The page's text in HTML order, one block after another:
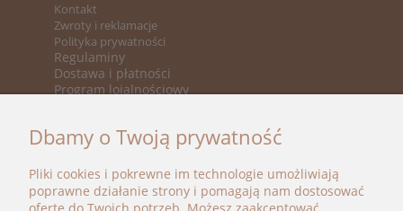
Kontakt
Zwroty i reklamacje
Polityka prywatności
Regulaminy
Dostawa i płatności
Program lojalnościowy
Nowości
Promocje
Marki
Dbamy o Twoją prywatność
Pliki cookies i pokrewne im technologie umożliwiają
poprawne działanie strony i pomagają nam dostosować